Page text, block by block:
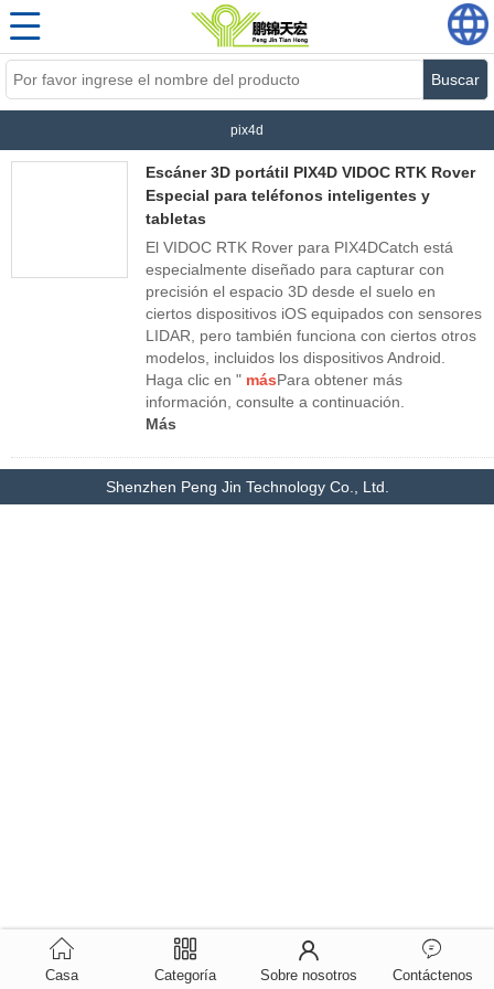
Buscar
pix4d
Escáner 3D portátil PIX4D VIDOC RTK Rover
Especial para teléfonos inteligentes y
tabletas
El VIDOC RTK Rover para PIX4DCatch está
especialmente diseñado para capturar con
precisión el espacio 3D desde el suelo en
ciertos dispositivos iOS equipados con sensores
LIDAR, pero también funciona con ciertos otros
modelos, incluidos los dispositivos Android.
Haga clic en " másPara obtener más
información, consulte a continuación.
Más
Shenzhen Peng Jin Technology Co., Ltd.
Casa Categoría Sobre nosotros Contáctenos